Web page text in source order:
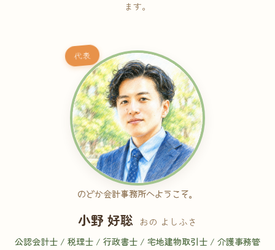
ます。
代表
のどか会計事務所へようこそ。
小野 好聡 おの よしふさ
公認会計士 / 税理士 / 行政書士 / 宅地建物取引士 / 介護事務管